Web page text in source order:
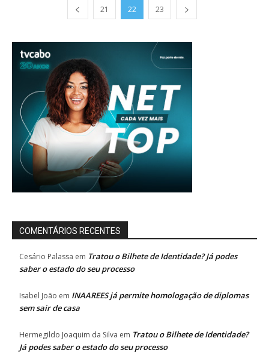
21 22 23
COMENTÁRIOS RECENTES
Cesário Palassa em Tratou o Bilhete de Identidade? Já podes
saber o estado do seu processo
Isabel João em INAAREES já permite homologação de diplomas
sem sair de casa
Hermegildo Joaquim da Silva em Tratou o Bilhete de Identidade?
Já podes saber o estado do seu processo